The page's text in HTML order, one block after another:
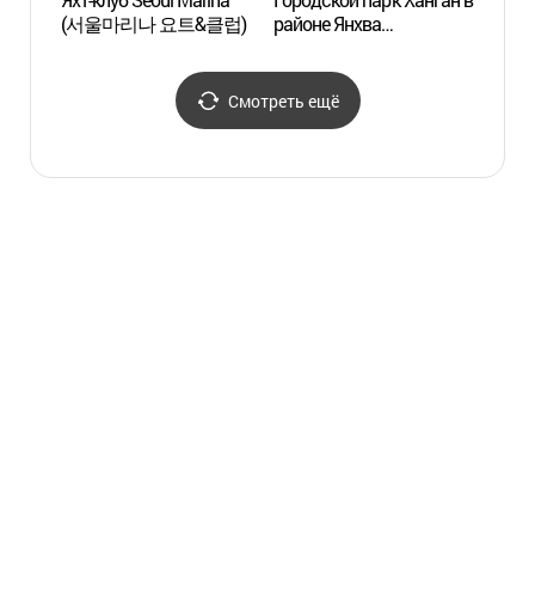
(서울마리나 요트&클럽)
районе Янхва
(양화한강공원))
Смотреть ещё